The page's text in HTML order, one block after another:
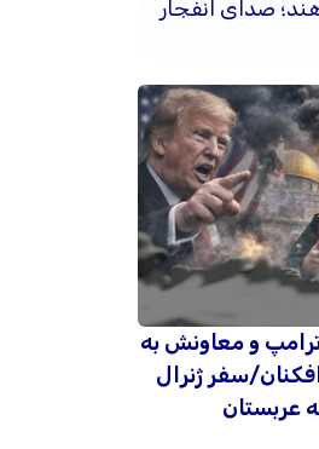
صدای انفجار
و معاونش به
سفر ژنرال
عربستان